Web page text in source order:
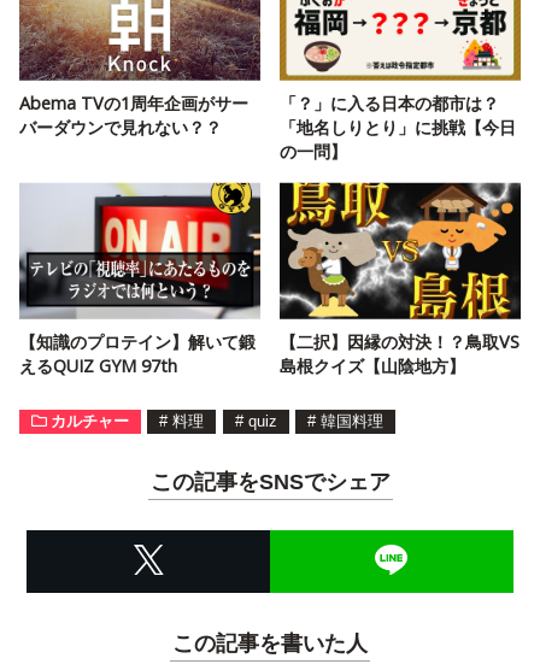
Abema TVの1周年企画がサー
バーダウンで見れない？？
「？」に入る日本の都市は？
「地名しりとり」に挑戦【今日
の一問】
【知識のプロテイン】解いて鍛
えるQUIZ GYM 97th
【二択】因縁の対決！？鳥取VS
島根クイズ【山陰地方】
カルチャー # 料理 # quiz # 韓国料理
この記事をSNSでシェア
この記事を書いた人